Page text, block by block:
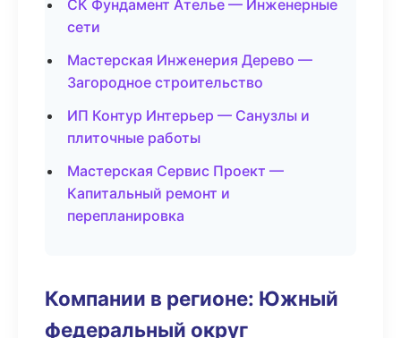
СК Фундамент Ателье — Инженерные
сети
Мастерская Инженерия Дерево —
Загородное строительство
ИП Контур Интерьер — Санузлы и
плиточные работы
Мастерская Сервис Проект —
Капитальный ремонт и
перепланировка
Компании в регионе: Южный
федеральный округ